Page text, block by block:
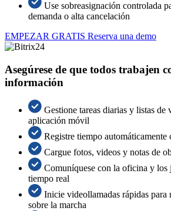
Use sobreasignación controlada
demanda o alta cancelación
EMPEZAR GRATIS Reserva una demo
Asegúrese de que todos trabajen
información
Gestione tareas diarias y listas de
aplicación móvil
Registre tiempo
Cargue fotos, videos y notas de
Comuníquese con la oficina y los
tiempo real
Inicie videollamadas rápidas para
sobre la marcha